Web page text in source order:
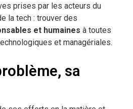
prises par les acteurs du
la tech : trouver des
et humaines à toutes
et managériales.
sa